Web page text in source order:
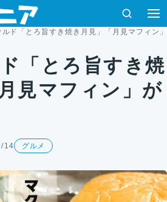
検索
ルド「とろ旨すき焼き月見」「月見マフィン
「とろ旨すき焼
見マフィン」が
14 グルメ